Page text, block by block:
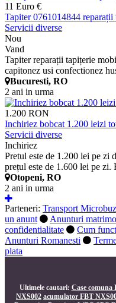
11 Euro €
Tapiter 0761014844 reparații
Servicii diverse
Nou
Vand
Tapiter reparații tapițerie
capitonez usi confectionez
Bucuresti, RO
2 ani in urma
1.200 RON
Inchiriez bobcat 1.200 leizi
Servicii diverse
Inchiriez
Pretul este de 1.200 lei pe zi
prețul este de 1.600 lei pe zi.
Otopeni, RO
2 ani in urma
Parteneri: Transport
un anunt
Anunturi
confidentialitate
Cum
Anunturi Romanesti
plata
Ultimele cautari: Case comuna
NXS002 acumulator FBT